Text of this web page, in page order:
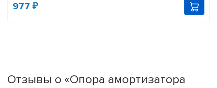
977 ₽
Отзывы о «Опора амортизатора